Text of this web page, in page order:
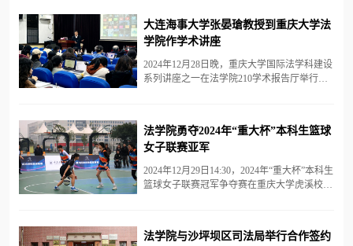
院长靳文辉，党委副书记杨志杰，副院长秦
鹏、杜辉、刘乃梁，办公室主任刘力强等参加
签约仪式。靳文辉对童勇一行表示欢迎，并介
绍了重庆大学法学院的基本情况、发展历程、
人才培养及学生实践等情况。他表示，重庆大
大连海事大学张晏瑲教授到重庆大学法
学院作学术讲座
2024年12月28日晚，重庆大学国际法学科建设
系列讲座之一在法学院210学术报告厅举行。
座。讲座由重庆大学法学院国际法学科负责人
胡德胜教授主持，国际法学科学术带头人曾文
革教授、胡斌副教授与谈。张晏瑲以案例与理
论相结合的方式，生动地阐释了海洋环境保护
与联合国可持续发展目标（SDG）14之间的
法学院勇夺2024年“重大杯”本科生篮球
女子联赛亚军
2024年12月29日14:30，2024年“重大杯”本科生
篮球女子联赛冠军争夺赛在重庆大学虎溪校区
进攻端多点开花。孙露茜凭借出色的运球和突
法学院与沙坪坝区司法局举行合作签约